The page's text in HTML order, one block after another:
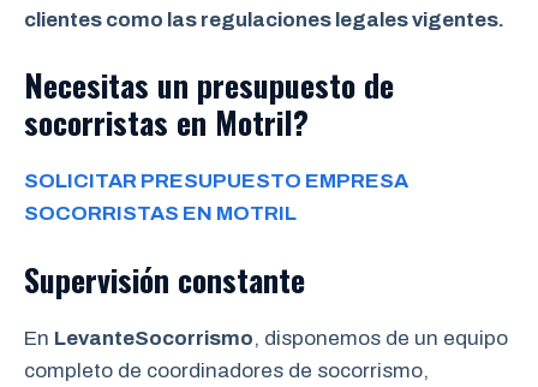
clientes como las regulaciones legales vigentes.
Necesitas un presupuesto de
socorristas en Motril?
SOLICITAR PRESUPUESTO EMPRESA
SOCORRISTAS EN MOTRIL
Supervisión constante
En LevanteSocorrismo, disponemos de un equipo
completo de coordinadores de socorrismo,